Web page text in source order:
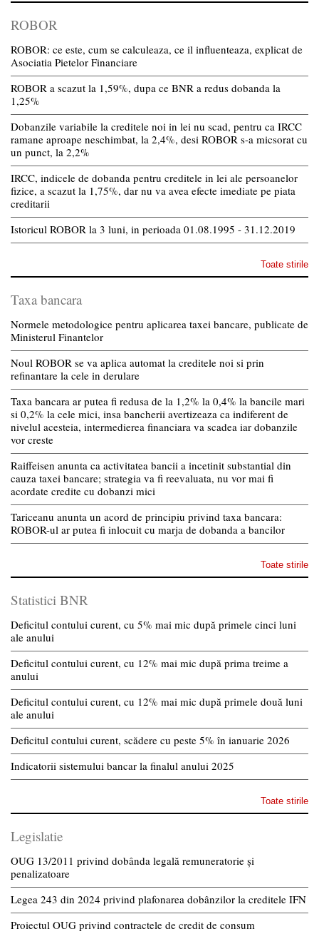
ROBOR
ROBOR: ce este, cum se calculeaza, ce il influenteaza, explicat de
Asociatia Pietelor Financiare
ROBOR a scazut la 1,59%, dupa ce BNR a redus dobanda la
1,25%
Dobanzile variabile la creditele noi in lei nu scad, pentru ca IRCC
ramane aproape neschimbat, la 2,4%, desi ROBOR s-a micsorat cu
un punct, la 2,2%
IRCC, indicele de dobanda pentru creditele in lei ale persoanelor
fizice, a scazut la 1,75%, dar nu va avea efecte imediate pe piata
creditarii
Istoricul ROBOR la 3 luni, in perioada 01.08.1995 - 31.12.2019
Toate stirile
Taxa bancara
Normele metodologice pentru aplicarea taxei bancare, publicate de
Ministerul Finantelor
Noul ROBOR se va aplica automat la creditele noi si prin
refinantare la cele in derulare
Taxa bancara ar putea fi redusa de la 1,2% la 0,4% la bancile mari
si 0,2% la cele mici, insa bancherii avertizeaza ca indiferent de
nivelul acesteia, intermedierea financiara va scadea iar dobanzile
vor creste
Raiffeisen anunta ca activitatea bancii a incetinit substantial din
cauza taxei bancare; strategia va fi reevaluata, nu vor mai fi
acordate credite cu dobanzi mici
Tariceanu anunta un acord de principiu privind taxa bancara:
ROBOR-ul ar putea fi inlocuit cu marja de dobanda a bancilor
Toate stirile
Statistici BNR
Deficitul contului curent, cu 5% mai mic după primele cinci luni
ale anului
Deficitul contului curent, cu 12% mai mic după prima treime a
anului
Deficitul contului curent, cu 12% mai mic după primele două luni
ale anului
Deficitul contului curent, scădere cu peste 5% în ianuarie 2026
Indicatorii sistemului bancar la finalul anului 2025
Toate stirile
Legislatie
OUG 13/2011 privind dobânda legală remuneratorie și
penalizatoare
Legea 243 din 2024 privind plafonarea dobânzilor la creditele IFN
Proiectul OUG privind contractele de credit de consum